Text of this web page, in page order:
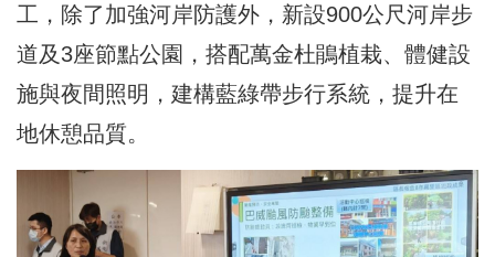
工，除了加強河岸防護外，新設900公尺河岸步
道及3座節點公園，搭配萬金杜鵑植栽、體健設
施與夜間照明，建構藍綠帶步行系統，提升在
地休憩品質。